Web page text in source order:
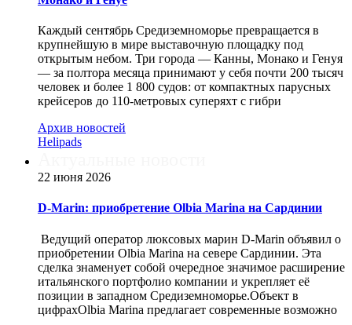
Каждый сентябрь Средиземноморье превращается в
крупнейшую в мире выставочную площадку под
открытым небом. Три города — Канны, Монако и Генуя
— за полтора месяца принимают у себя почти 200 тысяч
человек и более 1 800 судов: от компактных парусных
крейсеров до 110-метровых суперяхт с гибри
Архив новостей
Helipads
22 июня 2026
D-Marin: приобретение Olbia Marina на Сардинии
Ведущий оператор люксовых марин D-Marin объявил о
приобретении Olbia Marina на севере Сардинии. Эта
сделка знаменует собой очередное значимое расширение
итальянского портфолио компании и укрепляет её
позиции в западном Средиземноморье.Объект в
цифрахOlbia Marina предлагает современные возможно